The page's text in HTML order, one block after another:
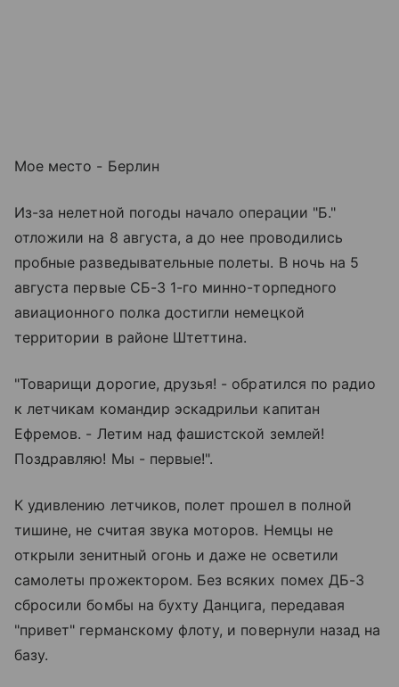
Мое место - Берлин
Из-за нелетной погоды начало операции "Б."
отложили на 8 августа, а до нее проводились
пробные разведывательные полеты. В ночь на 5
августа первые СБ-3 1-го минно-торпедного
авиационного полка достигли немецкой
территории в районе Штеттина.
"Товарищи дорогие, друзья! - обратился по радио
к летчикам командир эскадрильи капитан
Ефремов. - Летим над фашистской землей!
Поздравляю! Мы - первые!".
К удивлению летчиков, полет прошел в полной
тишине, не считая звука моторов. Немцы не
открыли зенитный огонь и даже не осветили
самолеты прожектором. Без всяких помех ДБ-3
сбросили бомбы на бухту Данцига, передавая
"привет" германскому флоту, и повернули назад на
базу.